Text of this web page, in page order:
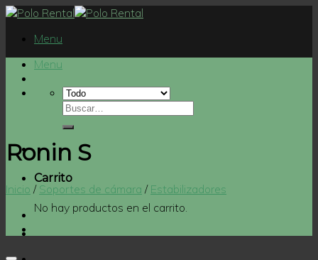
Skip
contentMenu
Menu
Carrito
No hay productos en el carrito.
Ronin S
Inicio / Soportes de cámara / Estabilizadores